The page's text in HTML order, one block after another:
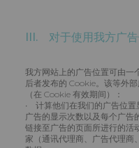
III. 对于使用我方广
我方网站上的广告位置可由一
后者发布的 Cookie。该等外
（在 Cookie 有效期间）：
• 计算他们在我们的广告位置
广告的显示次数以及每个广告
链接至广告的页面所进行的活
家（通讯代理商、广告代理商